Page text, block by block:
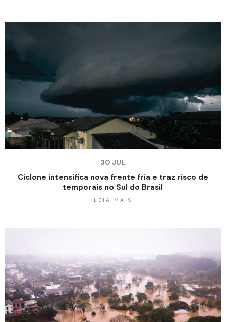
30 JUL
Ciclone intensifica nova frente fria e traz risco de
temporais no Sul do Brasil
LEIA MAIS